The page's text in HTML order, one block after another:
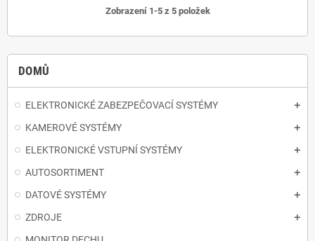
DOMŮ
ELEKTRONICKÉ ZABEZPEČOVACÍ SYSTÉMY
KAMEROVÉ SYSTÉMY
ELEKTRONICKÉ VSTUPNÍ SYSTÉMY
AUTOSORTIMENT
DATOVÉ SYSTÉMY
ZDROJE
Zobrazení 1-5 z 5 položek